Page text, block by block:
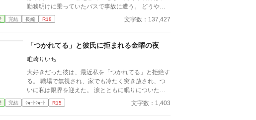
勤務明けに乗っていたバスで事故に遭う。 どうや
ら、バスの運転手が体調不良になったようだ。 乗客
にAEDを探してきてもらうように頼み、救助活動をし
スに乗り込んできた。 受け取ろうとすると邪魔だと
だのだ。 医療従事者と思われるボサボサマスク男は
運転手の処置をして、月が文句を言う間もなく、救急
車に同乗して去ってしまった。 最悪の出会いをし、
二度と会いたくない相手の正体は⁇ 作品はフィクショ
います。
完結 長編 R18 文字数：137,427
「つかれてる」と彼氏に拒まれる金曜の夜
唯崎りいち
大好きだった彼は、最近私を「つかれてる」と拒絶す
る。 職場で無視され、家でも冷たく突き放され、つ
いに私は限界を迎えた。 涙とともに眠りについた、
ある金曜日の夜。 変わり果てた二人の関係は、予想
もしない結末を迎える。
完結 ｼｮｰﾄｼｮｰﾄ R15 文字数：1,403